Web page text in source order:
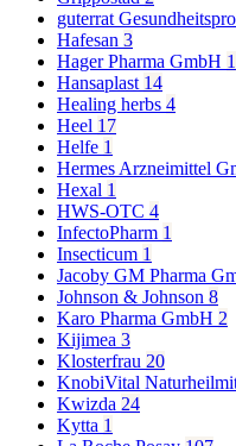
guterrat
Hafesan 3
Hager Pharma GmbH 1
Hansaplast 14
Healing herbs 4
Heel 17
Helfe 1
Hermes Arzneimittel
Hexal 1
HWS-OTC 4
InfectoPharm 1
Insecticum 1
Jacoby GM Pharma
Johnson & Johnson 8
Karo Pharma GmbH 2
Kijimea 3
Klosterfrau 20
KnobiVital
Kwizda 24
Kytta 1